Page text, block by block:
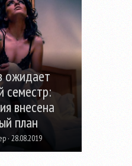
ожидает
семестр:
внесена
план
· 28.08.2019